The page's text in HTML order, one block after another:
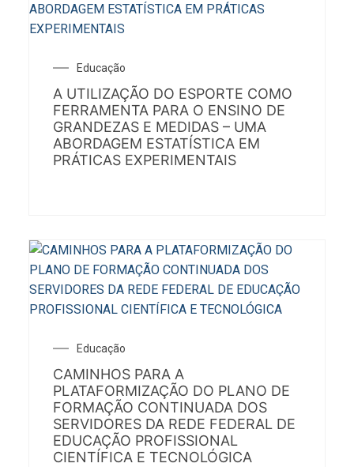
Educação
A UTILIZAÇÃO DO ESPORTE COMO
FERRAMENTA PARA O ENSINO DE
GRANDEZAS E MEDIDAS – UMA
ABORDAGEM ESTATÍSTICA EM
PRÁTICAS EXPERIMENTAIS
Educação
CAMINHOS PARA A
PLATAFORMIZAÇÃO DO PLANO DE
FORMAÇÃO CONTINUADA DOS
SERVIDORES DA REDE FEDERAL DE
EDUCAÇÃO PROFISSIONAL
CIENTÍFICA E TECNOLÓGICA